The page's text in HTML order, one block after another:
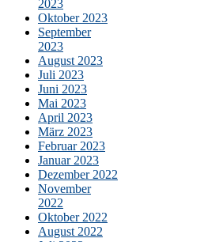
2023
Oktober 2023
September
2023
August 2023
Juli 2023
Juni 2023
Mai 2023
April 2023
März 2023
Februar 2023
Januar 2023
Dezember 2022
November
2022
Oktober 2022
August 2022